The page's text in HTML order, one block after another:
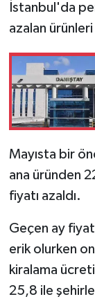
İstanbul'da
azalan ürünleri
Mayısta bir
ana üründen
fiyatı azaldı.
Geçen ay
erik olurken
kiralama
25,8 ile